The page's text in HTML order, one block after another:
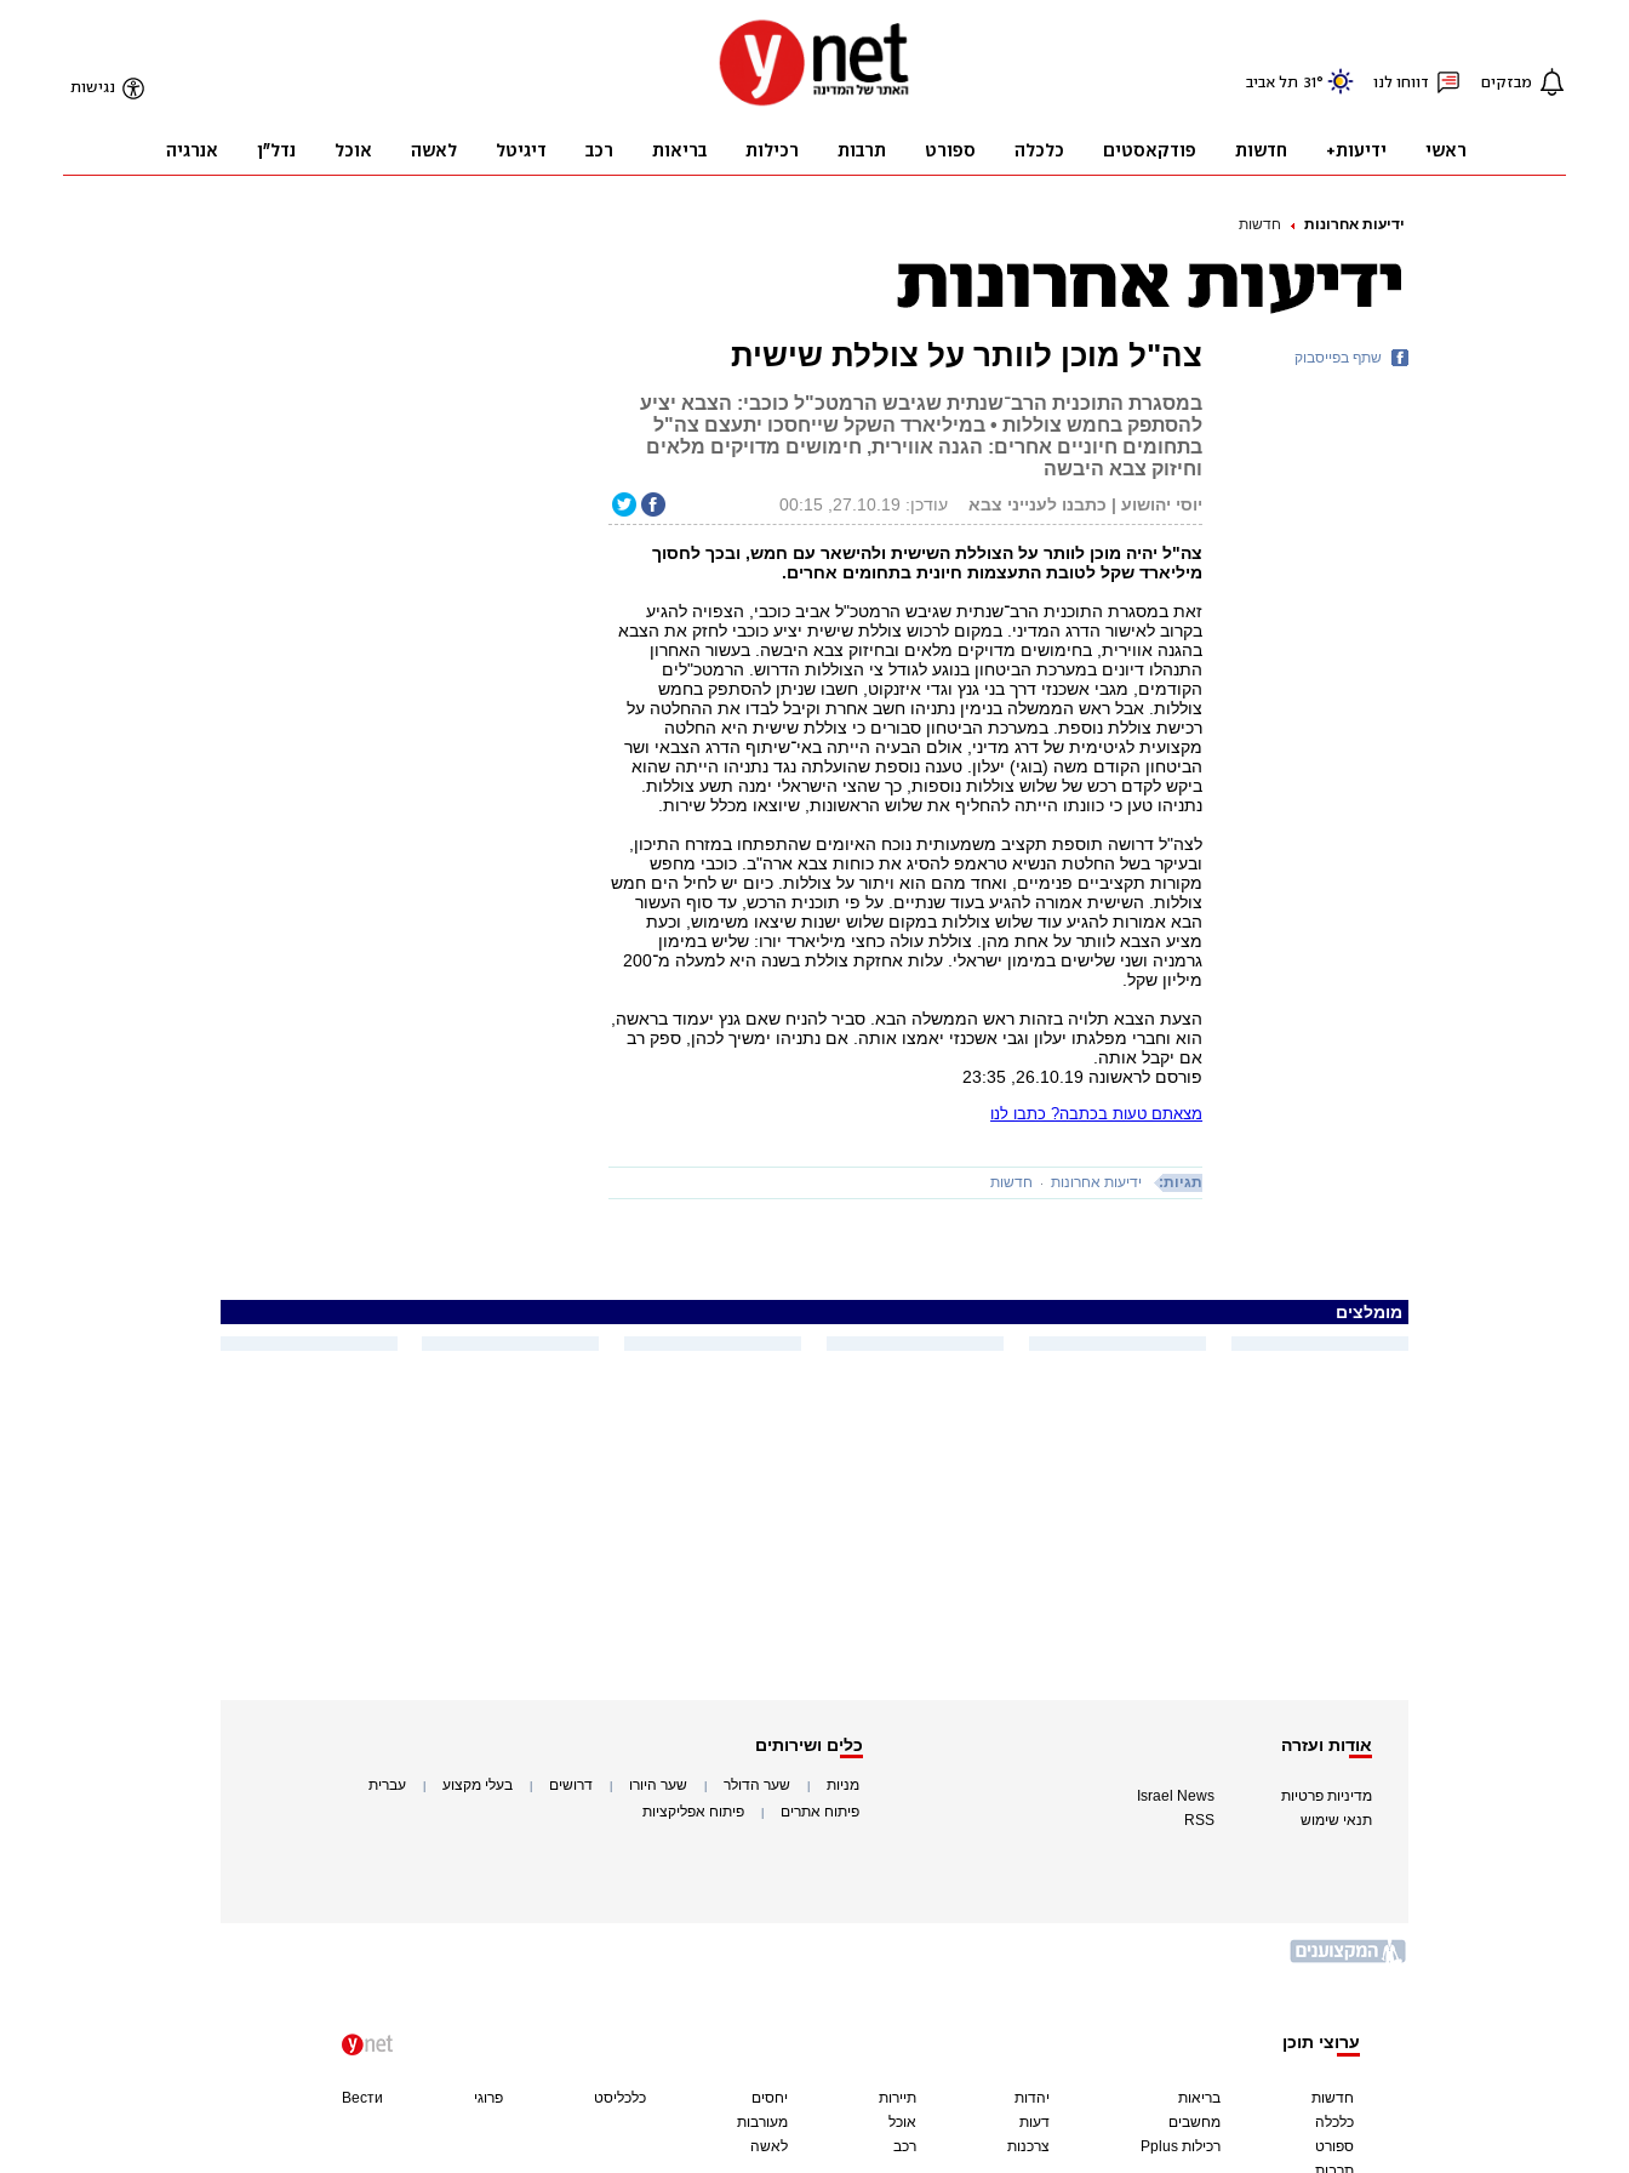
ידיעות אחרונות חדשות
צה"ל מוכן לוותר על צוללת שישית
במסגרת התוכנית הרב־שנתית שגיבש הרמטכ"ל כוכבי: הצבא יציע
להסתפק בחמש צוללות • במיליארד השקל שייחסכו יתעצם צה"ל
בתחומים חיוניים אחרים: הגנה אווירית, חימושים מדויקים מלאים
וחיזוק צבא היבשה
יוסי יהושוע | כתבנו לענייני צבא עודכן: 27.10.19, 00:15
צה"ל יהיה מוכן לוותר על הצוללת השישית ולהישאר עם חמש, ובכך לחסוך
מיליארד שקל לטובת התעצמות חיונית בתחומים אחרים.
זאת במסגרת התוכנית הרב־שנתית שגיבש הרמטכ"ל אביב כוכבי, הצפויה להגיע
בקרוב לאישור הדרג המדיני. במקום לרכוש צוללת שישית יציע כוכבי לחזק את הצבא
בהגנה אווירית, בחימושים מדויקים מלאים ובחיזוק צבא היבשה. בעשור האחרון
התנהלו דיונים במערכת הביטחון בנוגע לגודל צי הצוללות הדרוש. הרמטכ"לים
הקודמים, מגבי אשכנזי דרך בני גנץ וגדי איזנקוט, חשבו שניתן להסתפק בחמש
צוללות. אבל ראש הממשלה בנימין נתניהו חשב אחרת וקיבל לבדו את ההחלטה על
רכישת צוללת נוספת. במערכת הביטחון סבורים כי צוללת שישית היא החלטה
מקצועית לגיטימית של דרג מדיני, אולם הבעיה הייתה באי־שיתוף הדרג הצבאי ושר
הביטחון הקודם משה (בוגי) יעלון. טענה נוספת שהועלתה נגד נתניהו הייתה שהוא
ביקש לקדם רכש של שלוש צוללות נוספות, כך שהצי הישראלי ימנה תשע צוללות.
נתניהו טען כי כוונתו הייתה להחליף את שלוש הראשונות, שיוצאו מכלל שירות.
לצה"ל דרושה תוספת תקציב משמעותית נוכח האיומים שהתפתחו במזרח התיכון,
ובעיקר בשל החלטת הנשיא טראמפ להסיג את כוחות צבא ארה"ב. כוכבי מחפש
מקורות תקציביים פנימיים, ואחד מהם הוא ויתור על צוללות. כיום יש לחיל הים חמש
צוללות. השישית אמורה להגיע בעוד שנתיים. על פי תוכנית הרכש, עד סוף העשור
הבא אמורות להגיע עוד שלוש צוללות במקום שלוש ישנות שיצאו משימוש, וכעת
מציע הצבא לוותר על אחת מהן. צוללת עולה כחצי מיליארד יורו: שליש במימון
גרמניה ושני שלישים במימון ישראלי. עלות אחזקת צוללת בשנה היא למעלה מ־200
מיליון שקל.
הצעת הצבא תלויה בזהות ראש הממשלה הבא. סביר להניח שאם גנץ יעמוד בראשה,
הוא וחברי מפלגתו יעלון וגבי אשכנזי יאמצו אותה. אם נתניהו ימשיך לכהן, ספק רב
אם יקבל אותה.
פורסם לראשונה 26.10.19, 23:35
מצאתם טעות בכתבה? כתבו לנו
תגיות: ידיעות אחרונות חדשות
שתף בפייסבוק
מומלצים
אודות ועזרה
מדיניות פרטיות
תנאי שימוש
Israel News
RSS
כלים ושירותים
מניות שער הדולר שער היורו דרושים בעלי מקצוע עברית
פיתוח אתרים פיתוח אפליקציות
ערוצי תוכן
חדשות
כלכלה
ספורט
בריאות
מחשבים
Pplus רכילות
יהדות
דעות
צרכנות
תיירות
אוכל
רכב
יחסים
מעורבות
לאשה
כלכליסט פרוגי Вести